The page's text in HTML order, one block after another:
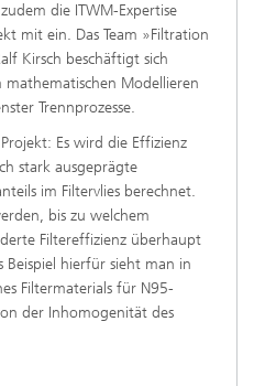
die ITWM-Expertise
mit ein. Das Team »Filtration
Kirsch beschäftigt sich
Modellieren
Trennprozesse.
Es wird die Effizienz
stark ausgeprägte
im Filtervlies berechnet.
bis zu welchem
Filtereffizienz überhaupt
Beispiel hierfür sieht man in
Filtermaterials für N95-
der Inhomogenität des